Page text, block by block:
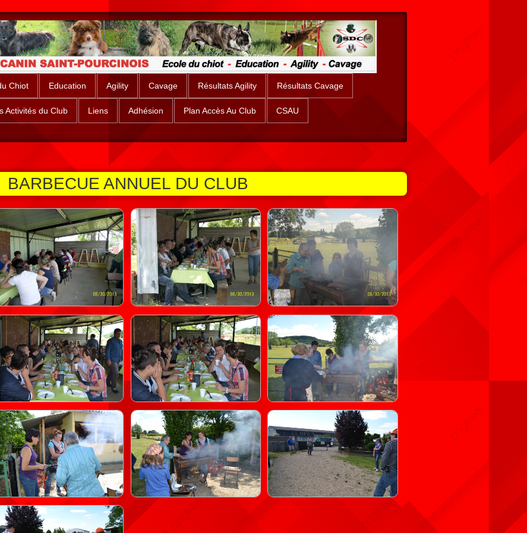
Chiot Education Agility Cavage Résultats Agility Résultats Cavage
Activités du Club Liens Adhésion Plan Accès Au Club CSAU
BARBECUE ANNUEL DU CLUB